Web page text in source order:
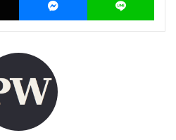
นานไทยสร้างเอกลักษณ์ มาดูกัน
และคิดทบทวนชีวิตได้ยังไงบ้าง